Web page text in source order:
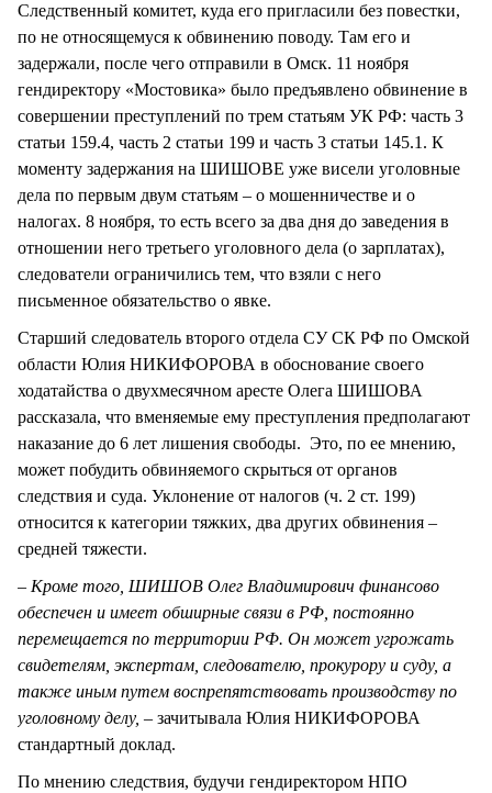
Следственный комитет, куда его пригласили без повестки,
по не относящемуся к обвинению поводу. Там его и
задержали, после чего отправили в Омск. 11 ноября
гендиректору «Мостовика» было предъявлено обвинение в
совершении преступлений по трем статьям УК РФ: часть 3
статьи 159.4, часть 2 статьи 199 и часть 3 статьи 145.1. К
моменту задержания на ШИШОВЕ уже висели уголовные
дела по первым двум статьям – о мошенничестве и о
налогах. 8 ноября, то есть всего за два дня до заведения в
отношении него третьего уголовного дела (о зарплатах),
следователи ограничились тем, что взяли с него
письменное обязательство о явке.
Старший следователь второго отдела СУ СК РФ по Омской
области Юлия НИКИФОРОВА в обоснование своего
ходатайства о двухмесячном аресте Олега ШИШОВА
рассказала, что вменяемые ему преступления предполагают
наказание до 6 лет лишения свободы. Это, по ее мнению,
может побудить обвиняемого скрыться от органов
следствия и суда. Уклонение от налогов (ч. 2 ст. 199)
относится к категории тяжких, два других обвинения –
средней тяжести.
– Кроме того, ШИШОВ Олег Владимирович финансово
обеспечен и имеет обширные связи в РФ, постоянно
перемещается по территории РФ. Он может угрожать
свидетелям, экспертам, следователю, прокурору и суду, а
также иным путем воспрепятствовать производству по
уголовному делу, – зачитывала Юлия НИКИФОРОВА
стандартный доклад.
По мнению следствия, будучи гендиректором НПО